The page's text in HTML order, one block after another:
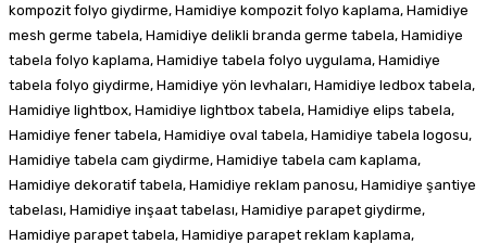
kompozit folyo giydirme, Hamidiye kompozit folyo kaplama, Hamidiye
mesh germe tabela, Hamidiye delikli branda germe tabela, Hamidiye
tabela folyo kaplama, Hamidiye tabela folyo uygulama, Hamidiye
tabela folyo giydirme, Hamidiye yön levhaları, Hamidiye ledbox tabela,
Hamidiye lightbox, Hamidiye lightbox tabela, Hamidiye elips tabela,
Hamidiye fener tabela, Hamidiye oval tabela, Hamidiye tabela logosu,
Hamidiye tabela cam giydirme, Hamidiye tabela cam kaplama,
Hamidiye dekoratif tabela, Hamidiye reklam panosu, Hamidiye şantiye
tabelası, Hamidiye inşaat tabelası, Hamidiye parapet giydirme,
Hamidiye parapet tabela, Hamidiye parapet reklam kaplama,